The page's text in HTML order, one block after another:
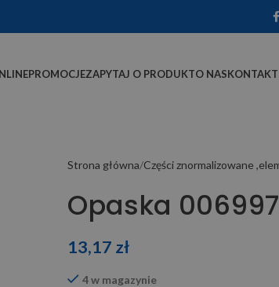
PROMOCJEZAPYTAJ O PRODUKTO NASKONTAKT
Strona główna Części znormalizowane
Opaska
13,17 zł
4 w magazynie